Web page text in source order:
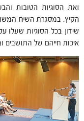
ואת הסוגיות הטובות
הקיץ. במסגרת השיח
שידון בכל הסוגיות שעלו
איכות חייהם של התושבים